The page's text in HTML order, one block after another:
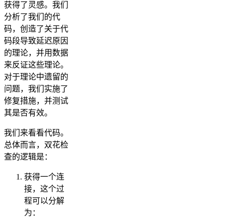
获得了灵感。我们
分析了我们的代
码，创造了关于代
码段导致延迟原因
的理论，并用数据
来反证这些理论。
对于理论中遗留的
问题，我们实施了
修复措施，并测试
其是否有效。
我们来看看代码。
总体而言，双花检
查的逻辑是：
获得一个连
接，这个过
程可以分解
为：